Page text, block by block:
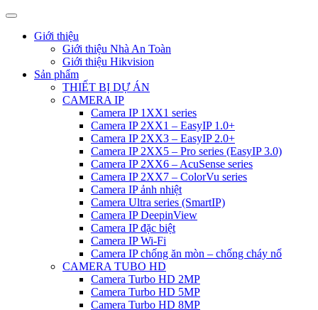
Giới thiệu
Giới thiệu Nhà An Toàn
Giới thiệu Hikvision
Sản phẩm
THIẾT BỊ DỰ ÁN
CAMERA IP
Camera IP 1XX1 series
Camera IP 2XX1 – EasyIP 1.0+
Camera IP 2XX3 – EasyIP 2.0+
Camera IP 2XX5 – Pro series (EasyIP 3.0)
Camera IP 2XX6 – AcuSense series
Camera IP 2XX7 – ColorVu series
Camera IP ảnh nhiệt
Camera Ultra series (SmartIP)
Camera IP DeepinView
Camera IP đặc biệt
Camera IP Wi-Fi
Camera IP chống ăn mòn – chống cháy nổ
CAMERA TUBO HD
Camera Turbo HD 2MP
Camera Turbo HD 5MP
Camera Turbo HD 8MP